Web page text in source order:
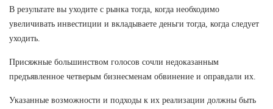
В результате вы уходите с рынка тогда, когда необходимо
увеличивать инвестиции и вкладываете деньги тогда, когда следует
уходить.
Присяжные большинством голосов сочли недоказанным
предъявленное четверым бизнесменам обвинение и оправдали их.
Указанные возможности и подходы к их реализации должны быть